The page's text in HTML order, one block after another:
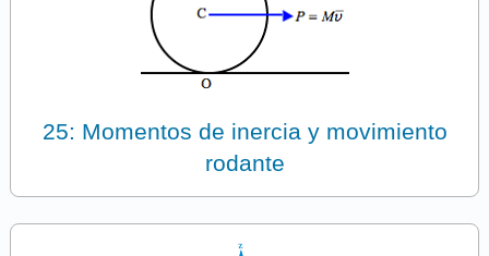
25: Momentos de inercia y movimiento
rodante